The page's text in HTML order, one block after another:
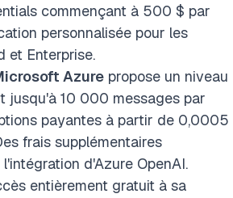
commençant à 500 $ par
personnalisée pour les
et Enterprise.
Azure propose un niveau
jusqu'à 10 000 messages par
payantes à partir de 0,0005
frais supplémentaires
d'Azure OpenAI.
entièrement gratuit à sa